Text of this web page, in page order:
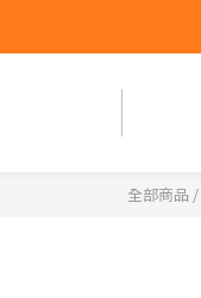
全部商品 /